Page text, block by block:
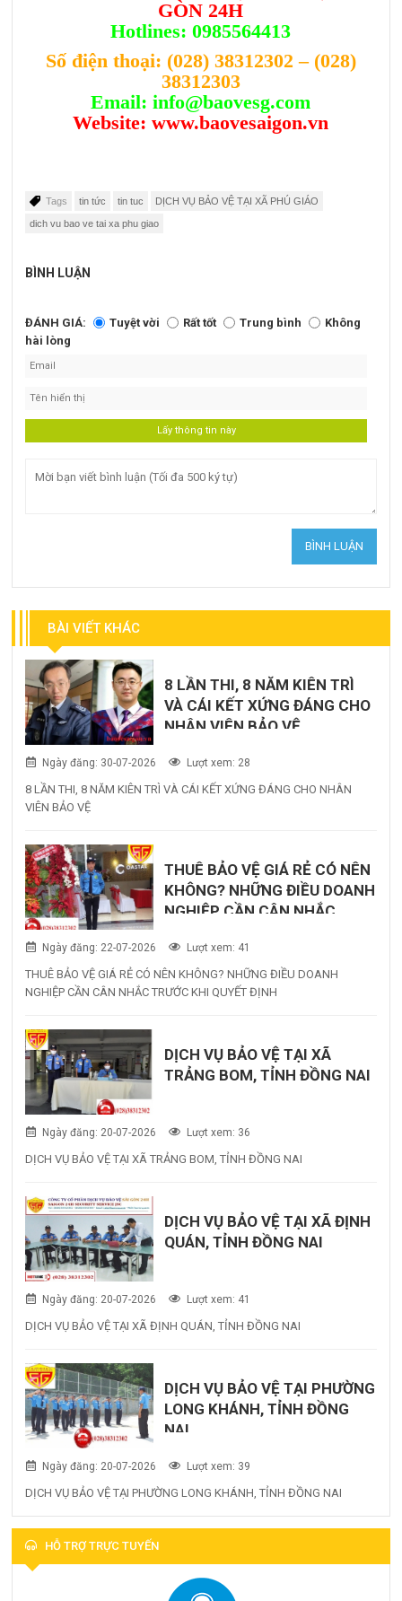
GÒN 24H
Hotlines: 0985564413
Số điện thoại: (028) 38312302 – (028)
38312303
Email:info@baovesg.com
Website:www.baovesaigon.vn
Tags tin tức tin tuc DỊCH VỤ BẢO VỆ TẠI XÃ PHÚ GIÁO
dich vu bao ve tai xa phu giao
BÌNH LUẬN
ĐÁNH GIÁ: Tuyệt vời Rất tốt Trung bình
Không
hài lòng
BÀI VIẾT KHÁC
8 LẦN THI, 8 NĂM KIÊN TRÌ
VÀ CÁI KẾT XỨNG ĐÁNG CHO
NHÂN VIÊN BẢO VỆ
Ngày đăng: 30-07-2026 Lượt xem: 28
8 LẦN THI, 8 NĂM KIÊN TRÌ VÀ CÁI KẾT XỨNG ĐÁNG CHO NHÂN
VIÊN BẢO VỆ
THUÊ BẢO VỆ GIÁ RẺ CÓ NÊN
KHÔNG? NHỮNG ĐIỀU DOANH
NGHIỆP CẦN CÂN NHẮC
Ngày đăng: 22-07-2026 Lượt xem: 41
THUÊ BẢO VỆ GIÁ RẺ CÓ NÊN KHÔNG? NHỮNG ĐIỀU DOANH
NGHIỆP CẦN CÂN NHẮC TRƯỚC KHI QUYẾT ĐỊNH
DỊCH VỤ BẢO VỆ TẠI XÃ
TRẢNG BOM, TỈNH ĐỒNG NAI
Ngày đăng: 20-07-2026 Lượt xem: 36
DỊCH VỤ BẢO VỆ TẠI XÃ TRẢNG BOM, TỈNH ĐỒNG NAI
DỊCH VỤ BẢO VỆ TẠI XÃ ĐỊNH
QUÁN, TỈNH ĐỒNG NAI
Ngày đăng: 20-07-2026 Lượt xem: 41
DỊCH VỤ BẢO VỆ TẠI XÃ ĐỊNH QUÁN, TỈNH ĐỒNG NAI
DỊCH VỤ BẢO VỆ TẠI PHƯỜNG
LONG KHÁNH, TỈNH ĐỒNG
NAI
Ngày đăng: 20-07-2026 Lượt xem: 39
DỊCH VỤ BẢO VỆ TẠI PHƯỜNG LONG KHÁNH, TỈNH ĐỒNG NAI
HỖ TRỢ TRỰC TUYẾN